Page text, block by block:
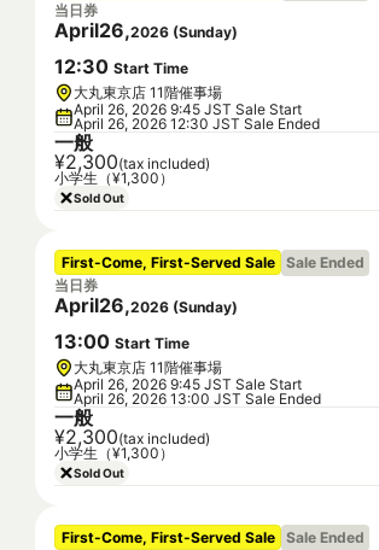
当日券
April26,2026 (Sunday)
12:30 Start Time
大丸東京店 11階催事場
April 26, 2026 9:45 JST Sale Start
April 26, 2026 12:30 JST Sale Ended
一般
¥2,300(tax included)
小学生（¥1,300）
Sold Out
First-Come, First-Served Sale Sale Ended
当日券
April26,2026 (Sunday)
13:00 Start Time
大丸東京店 11階催事場
April 26, 2026 9:45 JST Sale Start
April 26, 2026 13:00 JST Sale Ended
一般
¥2,300(tax included)
小学生（¥1,300）
Sold Out
First-Come, First-Served Sale Sale Ended